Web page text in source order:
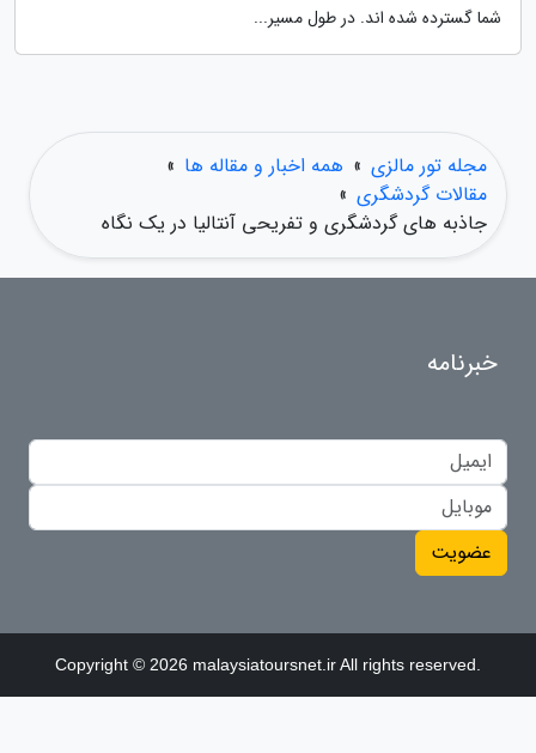
شما گسترده شده اند. در طول مسیر...
مجله تور مالزی » همه اخبار و مقاله ها »
مقالات گردشگری »
جاذبه های گردشگری و تفریحی آنتالیا در یک نگاه
خبرنامه
عضویت
Copyright © 2026 malaysiatoursnet.ir All rights reserved.